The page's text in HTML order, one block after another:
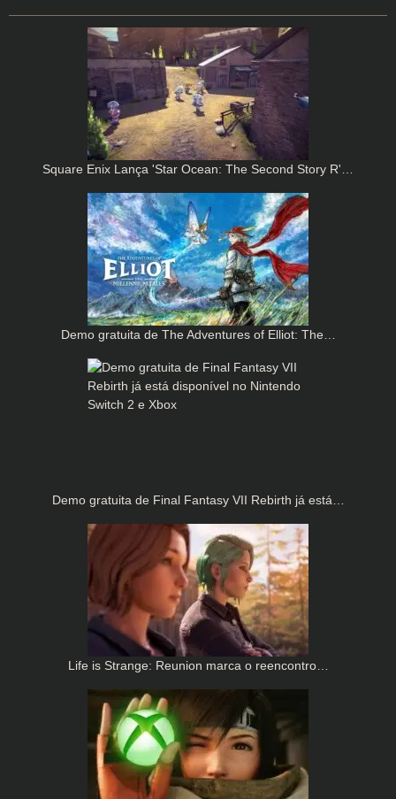
Square Enix Lança 'Star Ocean: The Second Story R'…
Demo gratuita de The Adventures of Elliot: The…
Demo gratuita de Final Fantasy VII Rebirth já está…
Life is Strange: Reunion marca o reencontro…